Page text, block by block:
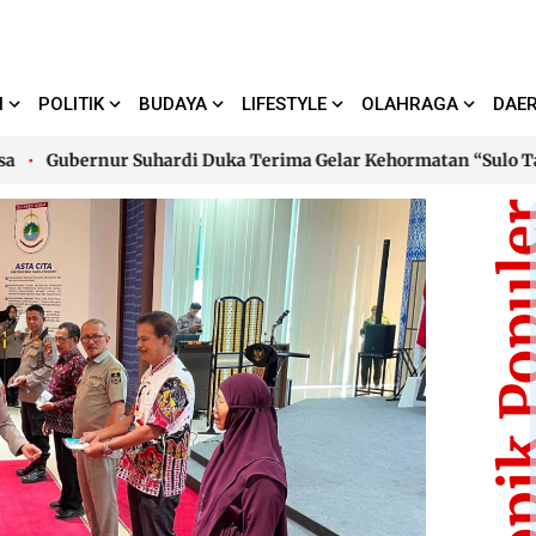
POLITIK BUDAYA LIFESTYLE OLAHRAGA
Gubernur Suhardi Duka Terima Gelar Kehormatan “Sulo
Gubernur Suhardi Duka Terima Gelar Kehormatan “Sulo